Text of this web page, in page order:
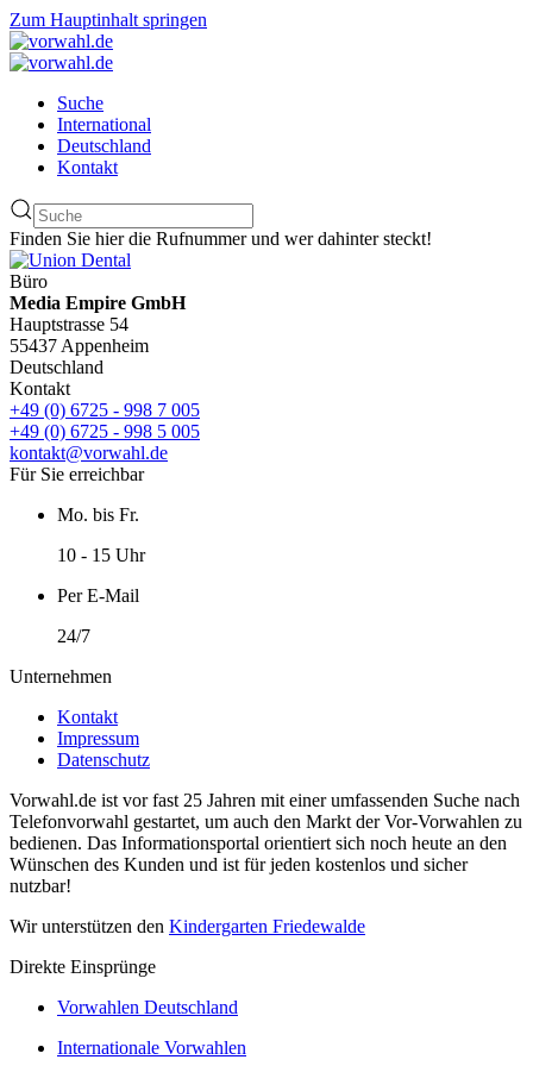
Zum Hauptinhalt springen
Suche
International
Deutschland
Kontakt
Finden Sie hier die Rufnummer und wer dahinter steckt!
Büro
Media Empire GmbH
Hauptstrasse 54
55437 Appenheim
Deutschland
Kontakt
+49 (0) 6725 - 998 7 005
+49 (0) 6725 - 998 5 005
kontakt@vorwahl.de
Für Sie erreichbar
Mo. bis Fr.
10 - 15 Uhr
Per E-Mail
24/7
Unternehmen
Kontakt
Impressum
Datenschutz
Vorwahl.de ist vor fast 25 Jahren mit einer umfassenden Suche nach
Telefonvorwahl gestartet, um auch den Markt der Vor-Vorwahlen zu
bedienen. Das Informationsportal orientiert sich noch heute an den
Wünschen des Kunden und ist für jeden kostenlos und sicher
nutzbar!
Wir unterstützen den Kindergarten Friedewalde
Direkte Einsprünge
Vorwahlen Deutschland
Internationale Vorwahlen